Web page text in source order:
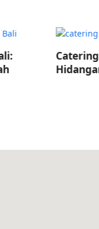
Catering
Hidangan